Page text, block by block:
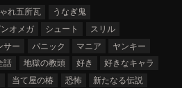
れ五所瓦
うなぎ鬼
オメガ シュート
スリル
サー パニック マニア
ヤンキー
話 地獄の教頭 好き
好きなキャラ
当て屋の椿 恐怖
新たなる伝説